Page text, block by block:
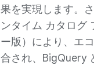
果を実現します。
ンタイム カタログ
ー版）により、エ
合され、BigQuery